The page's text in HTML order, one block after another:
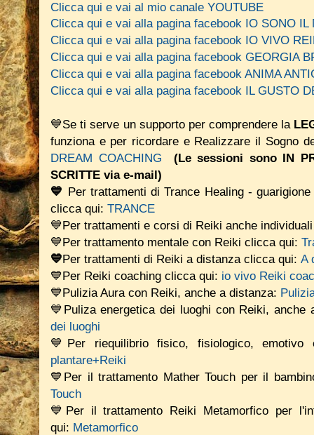
Clicca qui e vai al mio canale YOUTUBE
Clicca qui e vai alla pagina facebook IO SONO IL
Clicca qui e vai alla pagina facebook IO VIVO
Clicca qui e vai alla pagina facebook GEORGIA
Clicca qui e vai alla pagina facebook ANIMA
Clicca qui e vai alla pagina facebook IL GUSTO
💙Se ti serve un supporto per comprendere la
funziona e per ricordare e Realizzare il Sogno
DREAM COACHING
(Le sessioni sono IN
SCRITTE via e-mail)
💙 Per trattamenti di Trance Healing -
clicca qui: TRANCE
💙Per trattamenti e corsi di Reiki anche
💙Per trattamento mentale con Reiki clicca qui:
💙Per trattamenti di Reiki a distanza clicca qui: A
💙Per Reiki coaching clicca qui: io vivo Reiki
💙Pulizia Aura con Reiki, anche a distanza:
💙Puliza energetica dei luoghi con Reiki,
dei luoghi
💙Per riequilibrio fisico, fisiologico,
plantare+Reiki
💙Per il trattamento Mather Touch per il
Touch
💙Per il trattamento Reiki Metamorfico per
qui: Metamorfico